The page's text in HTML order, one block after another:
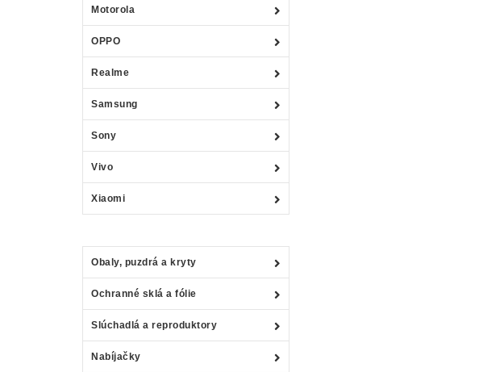
Motorola
OPPO
Realme
Samsung
Sony
Vivo
Xiaomi
Obaly, puzdrá a kryty
Ochranné sklá a fólie
Slúchadlá a reproduktory
Nabíjačky